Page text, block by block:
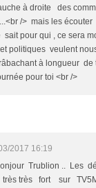
à droite des
/> mais les
sait pour qui , ce sera
politiques veulent
à longueur
pour toi <br />
2017 16:19
.. Les
très très fort sur